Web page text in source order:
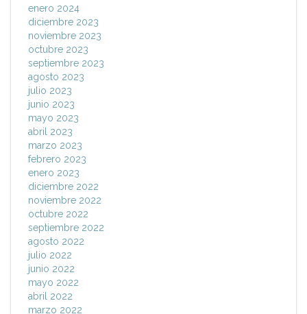
enero 2024
diciembre 2023
noviembre 2023
octubre 2023
septiembre 2023
agosto 2023
julio 2023
junio 2023
mayo 2023
abril 2023
marzo 2023
febrero 2023
enero 2023
diciembre 2022
noviembre 2022
octubre 2022
septiembre 2022
agosto 2022
julio 2022
junio 2022
mayo 2022
abril 2022
marzo 2022